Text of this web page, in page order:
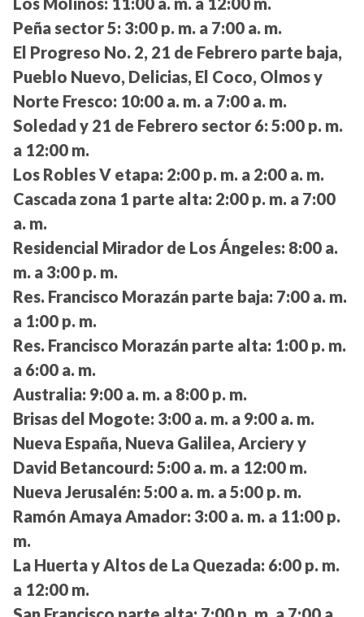
Peña sector 5: 3:00 p. m. a 7:00 a. m.
El Progreso No. 2, 21 de Febrero parte baja,
Pueblo Nuevo, Delicias, El Coco, Olmos y
Norte Fresco: 10:00 a. m. a 7:00 a. m.
Soledad y 21 de Febrero sector 6: 5:00 p. m.
a 12:00 m.
Los Robles V etapa: 2:00 p. m. a 2:00 a. m.
Cascada zona 1 parte alta: 2:00 p. m. a 7:00
a. m.
Residencial Mirador de Los Ángeles: 8:00 a.
m. a 3:00 p. m.
Res. Francisco Morazán parte baja: 7:00 a. m.
a 1:00 p. m.
Res. Francisco Morazán parte alta: 1:00 p. m.
a 6:00 a. m.
Australia: 9:00 a. m. a 8:00 p. m.
Brisas del Mogote: 3:00 a. m. a 9:00 a. m.
Nueva España, Nueva Galilea, Arciery y
David Betancourd: 5:00 a. m. a 12:00 m.
Nueva Jerusalén: 5:00 a. m. a 5:00 p. m.
Ramón Amaya Amador: 3:00 a. m. a 11:00 p.
m.
La Huerta y Altos de La Quezada: 6:00 p. m.
a 12:00 m.